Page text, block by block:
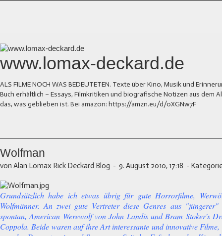
www.lomax-deckard.de
ALS FILME NOCH WAS BEDEUTETEN. Texte über Kino, Musik und
Buch erhältlich – Essays, Filmkritiken und biografische Notizen aus dem
das, was geblieben ist. Bei amazon: https://amzn.eu/d/0XGNw7F
Wolfman
von Alan Lomax Rick Deckard Blog - 9. August 2010, 17:18 -
Grundsätzlich habe ich etwas übrig für gute Horrorfilme,
Wolfmänner. An zwei gute Vertreter diese Genres aus
spontan, American Werewolf von John Landis und Bram Stoker's
Coppola. Beide waren auf ihre Art interessante und innovative